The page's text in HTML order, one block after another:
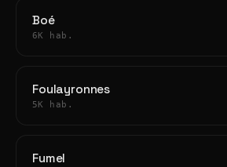
Boé
6K hab.
Foulayronnes
5K hab.
Fumel